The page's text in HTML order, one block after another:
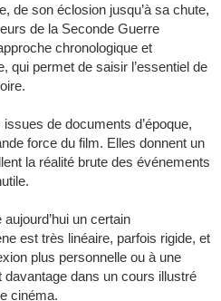
de son éclosion jusqu’à sa chute,
de la Seconde Guerre
chronologique et
qui permet de saisir l’essentiel de
de documents d’époque,
force du film. Elles donnent un
la réalité brute des événements
un certain
est très linéaire, parfois rigide, et
plus personnelle ou à une
dans un cours illustré
cinéma.